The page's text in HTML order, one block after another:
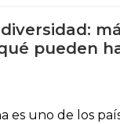
pueden
es uno de los